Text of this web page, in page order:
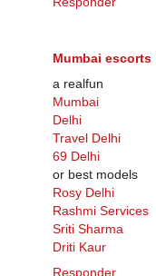
Mumbai escorts
a realfun
Mumbai
Delhi
Travel Delhi
69 Delhi
or best models
Rosy Delhi
Rashmi Services
Sriti Sharma
Driti Kaur
Responder